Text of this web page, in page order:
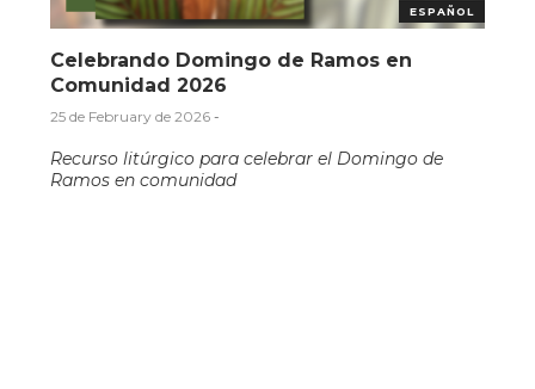
ESPAÑOL
Celebrando Domingo de Ramos en
Comunidad 2026
25 de February de 2026 -
Recurso litúrgico para celebrar el Domingo de
Ramos en comunidad